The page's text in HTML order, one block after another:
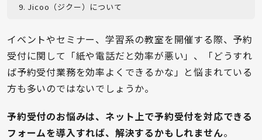
9. Jicoo（ジクー）について
イベントやセミナー、学習系の教室を開催する際、予約
受付に関して「紙や電話だと効率が悪い」、「どうすれ
ば予約受付業務を効率よくできるかな」と悩まれている
方も多いのではないでしょうか。
予約受付のお悩みは、ネット上で予約受付を対応できる
フォームを導入すれば、解決するかもしれません。